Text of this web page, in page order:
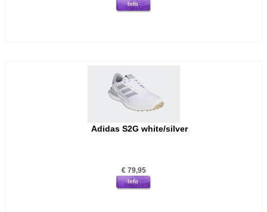
Info
Adidas S2G white/silver
€ 79,95
Info